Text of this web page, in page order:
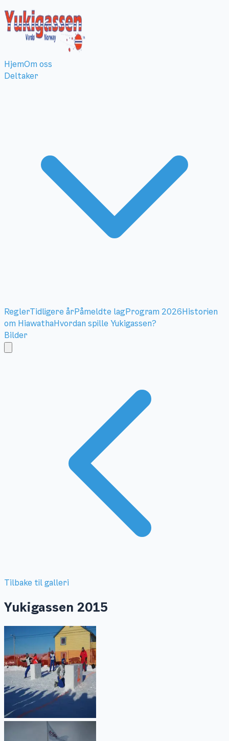
HjemOm oss
Deltaker
ReglerTidligere årPåmeldte lagProgram 2026Historien
om HiawathaHvordan spille Yukigassen?
Bilder
Tilbake til galleri
Yukigassen 2015